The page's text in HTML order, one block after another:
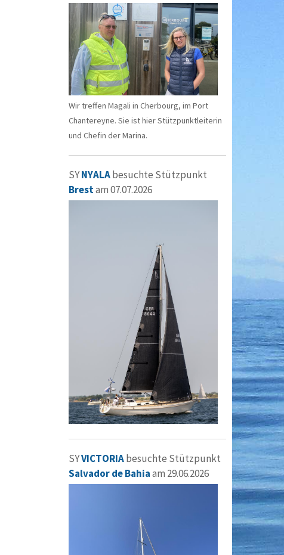
Wir treffen Magali in Cherbourg, im Port
Chantereyne. Sie ist hier Stützpunktleiterin
und Chefin der Marina.
SYNYALAbesuchte Stützpunkt
Brestam 07.07.2026
SYVICTORIAbesuchte Stützpunkt
Salvador de Bahiaam 29.06.2026